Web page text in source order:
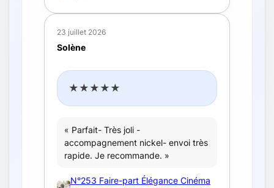
23 juillet 2026
Solène
★★★★★
« Parfait- Très joli -
accompagnement nickel- envoi très
rapide. Je recommande. »
N°253 Faire-part Élégance Cinéma